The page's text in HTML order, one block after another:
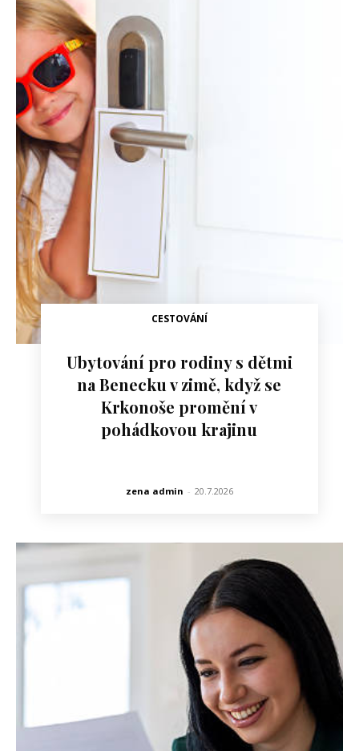
CESTOVÁNÍ
Ubytování pro rodiny s dětmi
na Benecku v zimě, když se
Krkonoše promění v
pohádkovou krajinu
zena admin - 20.7.2026